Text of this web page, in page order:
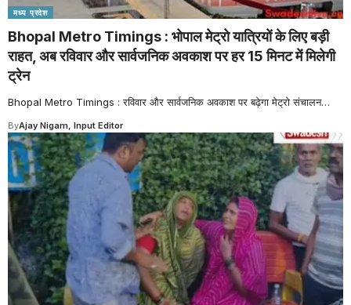
मध्य प्रदेश
Bhopal Metro Timings : भोपाल मेट्रो यात्रियों के लिए बड़ी
राहत, अब रविवार और सार्वजनिक अवकाश पर हर 15 मिनट में मिलेगी
ट्रेन
Bhopal Metro Timings : रविवार और सार्वजनिक अवकाश पर बढ़ेगा मेट्रो संचालन…
ByAjay Nigam, Input Editor